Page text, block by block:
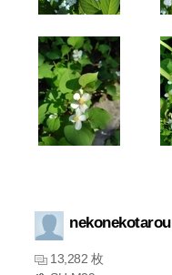
nekonekotarou
13,282 枚